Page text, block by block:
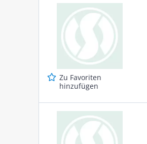
Zu Favoriten
hinzufügen